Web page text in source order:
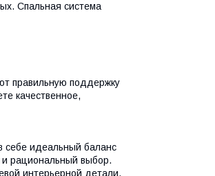
Спальная система
правильную поддержку
качественное,
себе идеальный баланс
и рациональный выбор.
интерьерной детали,